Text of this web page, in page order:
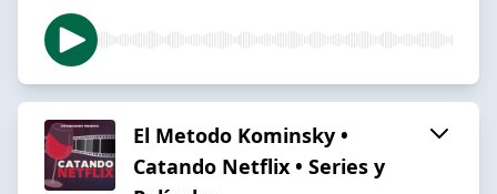
El Metodo Kominsky •
Catando Netflix • Series y